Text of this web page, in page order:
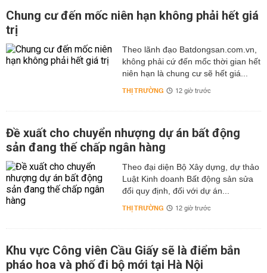
Chung cư đến mốc niên hạn không phải hết giá
trị
Theo lãnh đạo Batdongsan.com.vn,
không phải cứ đến mốc thời gian hết
niên hạn là chung cư sẽ hết giá...
THỊ TRƯỜNG 12 giờ trước
Đề xuất cho chuyển nhượng dự án bất động
sản đang thế chấp ngân hàng
Theo đại diện Bộ Xây dựng, dự thảo
Luật Kinh doanh Bất động sản sửa
đổi quy định, đối với dự án...
THỊ TRƯỜNG 12 giờ trước
Khu vực Công viên Cầu Giấy sẽ là điểm bắn
pháo hoa và phố đi bộ mới tại Hà Nội